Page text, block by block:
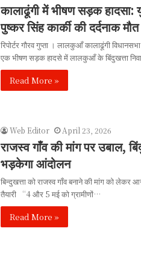
कालाढूंगी में भीषण सड़क हादसा:
पुष्कर सिंह कार्की की दर्दनाक मौत
रिपोर्टर गौरव गुप्ता । लालकुआँ कालाढूंगी
एक भीषण सड़क हादसे में लालकुआँ के बिंदुखत्ता
Read More »
Web Editor April 23, 2026
राजस्व गाँव की मांग पर उबाल,
भड़केगा आंदोलन
बिन्दुखत्ता को राजस्व गाँव बनाने की मांग को लेकर
तैयारी “4 और 5 मई को ग्रामीणों…
Read More »